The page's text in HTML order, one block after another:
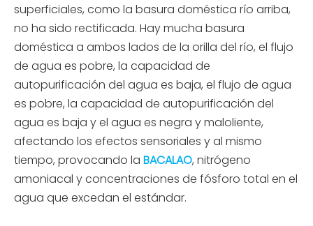
superficiales, como la basura doméstica río arriba,
no ha sido rectificada. Hay mucha basura
doméstica a ambos lados de la orilla del río, el flujo
de agua es pobre, la capacidad de
autopurificación del agua es baja, el flujo de agua
es pobre, la capacidad de autopurificación del
agua es baja y el agua es negra y maloliente,
afectando los efectos sensoriales y al mismo
tiempo, provocando la BACALAO, nitrógeno
amoniacal y concentraciones de fósforo total en el
agua que excedan el estándar.